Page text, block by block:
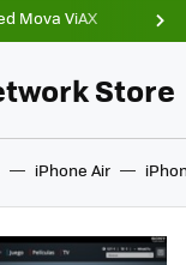
Mova ViAX
Store
iPhone Air